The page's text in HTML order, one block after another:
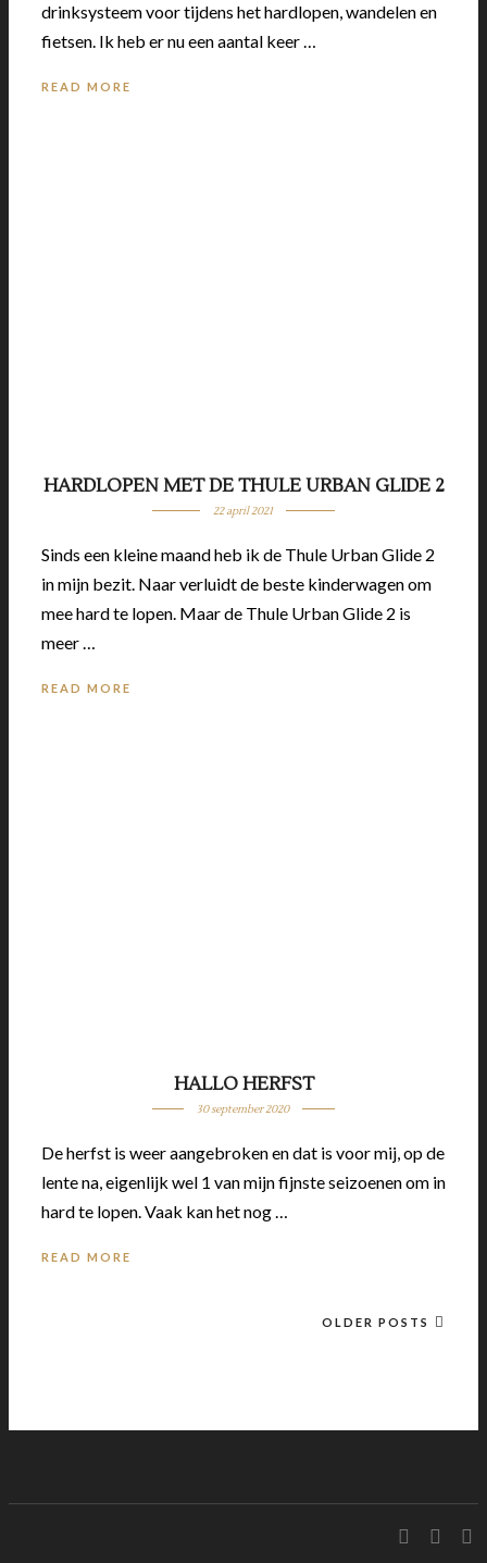
drinksysteem voor tijdens het hardlopen, wandelen en
fietsen. Ik heb er nu een aantal keer …
READ MORE
HARDLOPEN MET DE THULE URBAN GLIDE 2
22 april 2021
Sinds een kleine maand heb ik de Thule Urban Glide 2
in mijn bezit. Naar verluidt de beste kinderwagen om
mee hard te lopen. Maar de Thule Urban Glide 2 is
meer …
READ MORE
HALLO HERFST
30 september 2020
De herfst is weer aangebroken en dat is voor mij, op de
lente na, eigenlijk wel 1 van mijn fijnste seizoenen om in
hard te lopen. Vaak kan het nog …
READ MORE
OLDER POSTS